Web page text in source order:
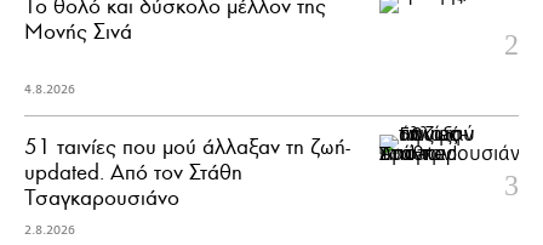
Το θολό και δύσκολο μέλλον της
Μονής Σινά
4.8.2026
51 ταινίες που μού άλλαξαν τη ζωή-
updated. Aπό τον Στάθη
Τσαγκαρουσιάνο
2.8.2026